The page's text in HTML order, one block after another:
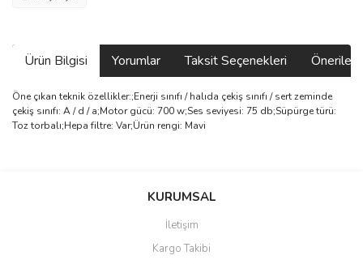
Ürün Bilgisi Yorumlar Taksit Seçenekleri
Öne çıkan teknik özellikler:;Enerji sınıfı / halıda çekiş sınıfı / sert zeminde
çekiş sınıfı: A / d / a;Motor gücü: 700 w;Ses seviyesi: 75 db;Süpürge türü:
Toz torbalı;Hepa filtre: Var;Ürün rengi: Mavi
Bu ürüne ilk yorumu siz yapın!
Ürün resmi kalitesiz, bozuk veya görüntülenemiyor.
KURUMSAL
İletişim
Kargo Takibi